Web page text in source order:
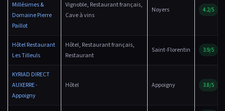
Millésimes &
Domaine Pierre
Paillot
Vignoble, Restaurant français,
Cave à vins
Noyers 4.2/5
Hôtel Restaurant
Les Tilleuls
Hôtel, Restaurant français,
Restaurant
Saint-Florentin 3.9/5
KYRIAD DIRECT
AUXERRE -
Appoigny
Hôtel Appoigny 3.8/5